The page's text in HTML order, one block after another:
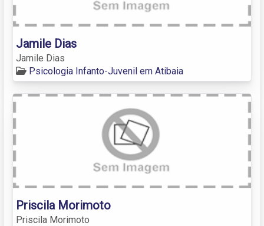
Jamile Dias
Jamile Dias
Psicologia Infanto-Juvenil em Atibaia
Priscila Morimoto
Priscila Morimoto